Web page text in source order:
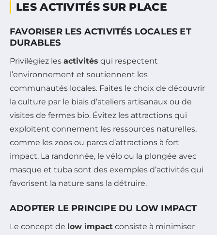
LES ACTIVITÉS SUR PLACE
FAVORISER LES ACTIVITÉS LOCALES ET
DURABLES
Privilégiez les activités qui respectent
l’environnement et soutiennent les
communautés locales. Faites le choix de découvrir
la culture par le biais d’ateliers artisanaux ou de
visites de fermes bio. Évitez les attractions qui
exploitent connement les ressources naturelles,
comme les zoos ou parcs d’attractions à fort
impact. La randonnée, le vélo ou la plongée avec
masque et tuba sont des exemples d’activités qui
favorisent la nature sans la détruire.
ADOPTER LE PRINCIPE DU LOW IMPACT
Le concept de low impact consiste à minimiser